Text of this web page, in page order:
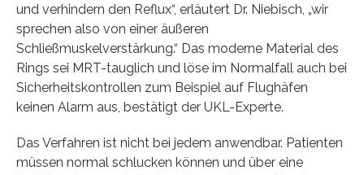
und verhindern den Reflux“, erläutert Dr. Niebisch, „wir
sprechen also von einer äußeren
Schließmuskelverstärkung.“ Das moderne Material des
Rings sei MRT-tauglich und löse im Normalfall auch bei
Sicherheitskontrollen zum Beispiel auf Flughäfen
keinen Alarm aus, bestätigt der UKL-Experte.
Das Verfahren ist nicht bei jedem anwendbar. Patienten
müssen normal schlucken können und über eine